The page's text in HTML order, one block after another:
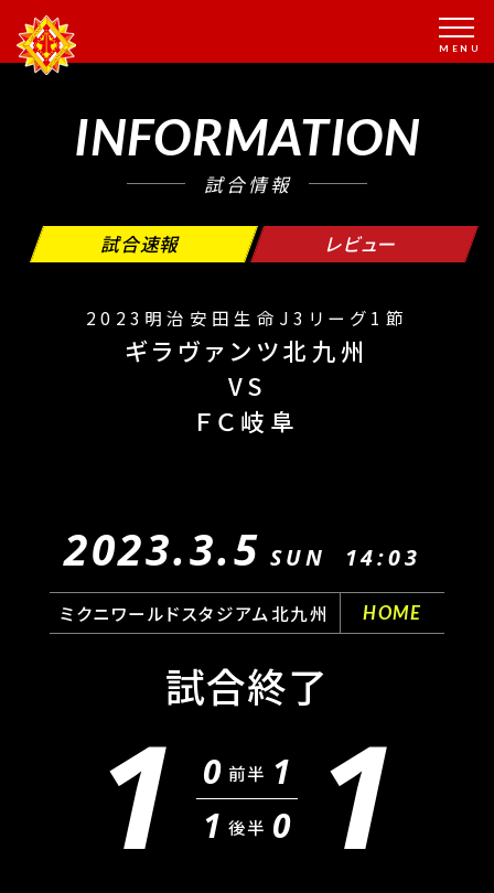
INFORMATION
試合情報
試合速報 レビュー
2023明治安田生命J3リーグ1節
ギラヴァンツ北九州
VS
ＦＣ岐阜
2023.3.5 SUN 14:03
ミクニワールドスタジアム北九州 HOME
試合終了
1 0 前半 1
1 後半 0 1